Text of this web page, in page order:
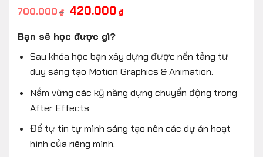
700.000₫ Giá
gốc
700.000₫.
420.000 ₫Giá
hiện
Bạn sẽ học được gì?
Sau khóa học bạn xây dựng được nền tảng tư
duy sáng tạo Motion Graphics & Animation.
Nắm vững các kỹ năng dựng chuyển động trong
After Effects.
Để tự tin tự mình sáng tạo nên các dự án hoạt
hình của riêng mình.